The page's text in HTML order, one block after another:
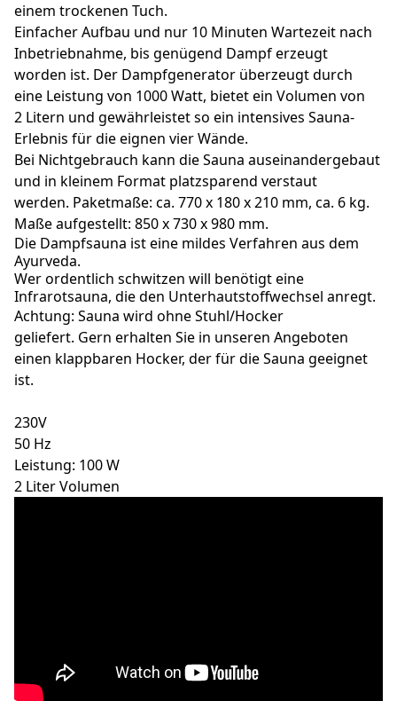
einem trockenen Tuch.
Einfacher Aufbau und nur 10 Minuten Wartezeit nach
Inbetriebnahme, bis genügend Dampf erzeugt
worden ist. Der Dampfgenerator überzeugt durch
eine Leistung von 1000 Watt, bietet ein Volumen von
2 Litern und gewährleistet so ein intensives Sauna-
Erlebnis für die eignen vier Wände.
Bei Nichtgebrauch kann die Sauna auseinandergebaut
und in kleinem Format platzsparend verstaut
werden. Paketmaße: ca. 770 x 180 x 210 mm, ca. 6 kg.
Maße aufgestellt: 850 x 730 x 980 mm.
Die Dampfsauna ist eine mildes Verfahren aus dem
Ayurveda.
Wer ordentlich schwitzen will benötigt eine
Infrarotsauna, die den Unterhautstoffwechsel anregt.
Achtung: Sauna wird ohne Stuhl/Hocker
geliefert. Gern erhalten Sie in unseren Angeboten
einen klappbaren Hocker, der für die Sauna geeignet
ist.
230V
50 Hz
Leistung: 100 W
2 Liter Volumen